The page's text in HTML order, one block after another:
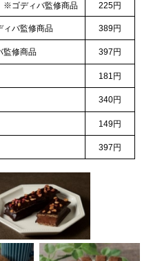
※ゴディバ監修商品 225円
ィバ監修商品 389円
監修商品 397円
181円
340円
149円
397円